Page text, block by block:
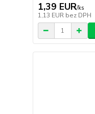
1,39 EUR/ks
1,13 EUR bez DPH